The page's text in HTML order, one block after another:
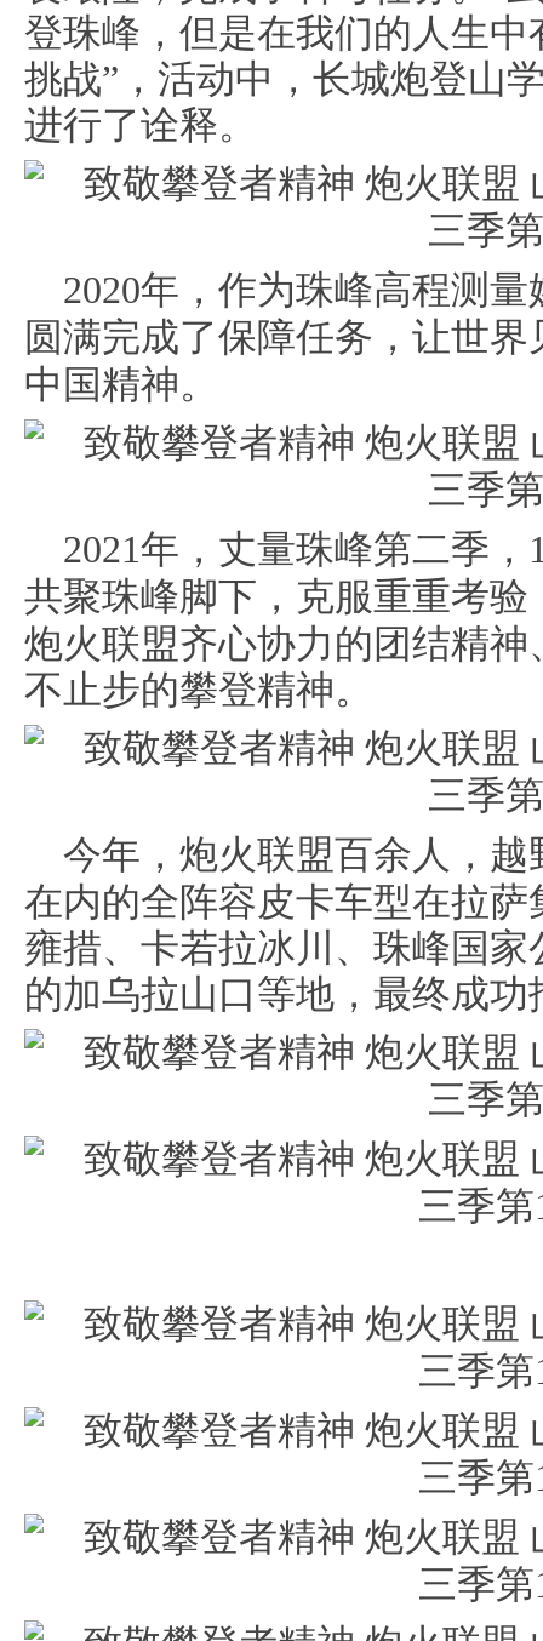
登珠峰，但是在我们的人生
挑战”，活动中，长城炮登山
进行了诠释。
2020年，作为珠峰高程测
圆满完成了保障任务 ，让世
中国精神。
2021年，丈量珠峰第二季
共聚珠峰脚下 ，克服重重考
炮火联盟齐心协力的团结精
不止步的攀登精神。
今年 ，炮火联盟百余人，
在内的全阵容皮卡车型在拉
雍措、卡若拉冰川、珠峰国家
的加乌拉山口等地，最终成